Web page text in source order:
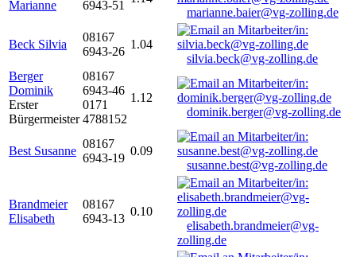
Marianne
6943-51
marianne.baier@vg-zolling.de
Beck Silvia
08167
6943-26
1.04
silvia.beck@vg-zolling.de
Berger
Dominik
Erster
Bürgermeister
08167
6943-46
0171
4788152
1.12
dominik.berger@vg-zolling.de
Best Susanne
08167
6943-19
0.09
susanne.best@vg-zolling.de
Brandmeier
Elisabeth
08167
6943-13
0.10
elisabeth.brandmeier@vg-
zolling.de